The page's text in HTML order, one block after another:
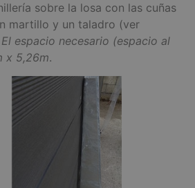
sobre la losa con las cuñas
martillo y un taladro (ver
El espacio necesario (espacio al
x 5,26m.